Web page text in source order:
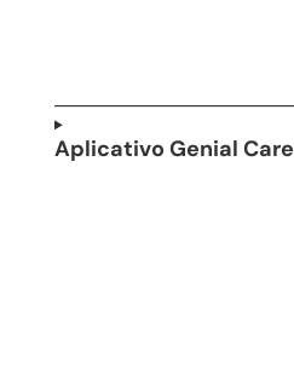
Aplicativo Genial Care